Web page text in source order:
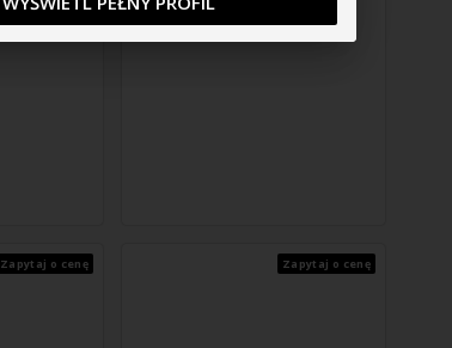
Zapytaj o cenę Zapytaj o cenę